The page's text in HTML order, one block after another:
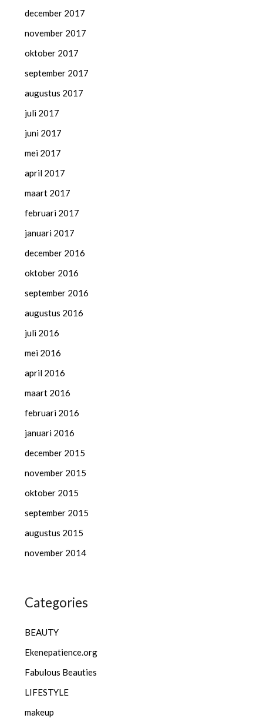
december 2017
november 2017
oktober 2017
september 2017
augustus 2017
juli 2017
juni 2017
mei 2017
april 2017
maart 2017
februari 2017
januari 2017
december 2016
oktober 2016
september 2016
augustus 2016
juli 2016
mei 2016
april 2016
maart 2016
februari 2016
januari 2016
december 2015
november 2015
oktober 2015
september 2015
augustus 2015
november 2014
Categories
BEAUTY
Ekenepatience.org
Fabulous Beauties
LIFESTYLE
makeup